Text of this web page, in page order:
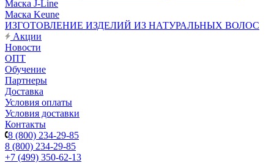
Маска J-Line
Маска Keune
ИЗГОТОВЛЕНИЕ ИЗДЕЛИЙ ИЗ НАТУРАЛЬНЫХ ВОЛОС
Акции
Новости
ОПТ
Обучение
Партнеры
Доставка
Условия оплаты
Условия доставки
Контакты
8 (800) 234-29-85
8 (800) 234-29-85
+7 (499) 350-62-13